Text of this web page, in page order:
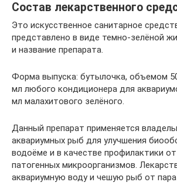
Состав лекарственного
Это искусственное санитарное
представлено в виде темно-зелёной
и название препарата.
Форма выпуска: бутылочка, объемом
мл любого кондиционера для
мл малахитового зелёного.
Данный препарат применяется
аквариумных рыб для улучшения
водоёме и в качестве профилактики
патогенных микроорганизмов.
аквариумную воду и чешую рыб от